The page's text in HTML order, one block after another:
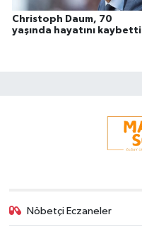
Christoph Daum, 70
yaşında hayatını kaybetti
Nöbetçi Eczaneler